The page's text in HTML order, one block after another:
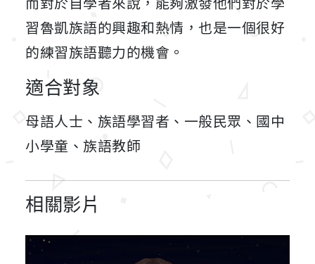
習魯凱族語的興趣和熱情，也是一個很好
的練習族語聽力的機會。
適合對象
母語人士、族語學習者、一般民眾、國中
小學童、族語教師
相關影片